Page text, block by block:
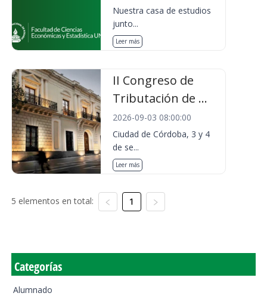
Nuestra casa de estudios
junto...
Leer más
II Congreso de
Tributación de ...
2026-09-03 08:00:00
Ciudad de Córdoba, 3 y 4
de se...
Leer más
5 elementos en total: 1
Categorías
Alumnado